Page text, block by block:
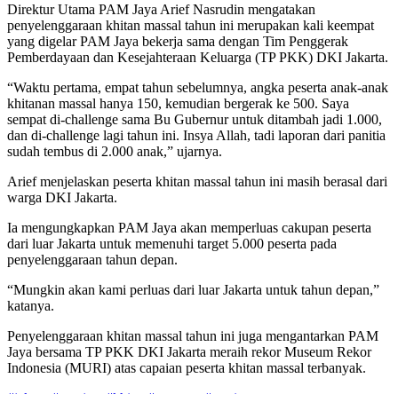
Direktur Utama PAM Jaya Arief Nasrudin mengatakan
penyelenggaraan khitan massal tahun ini merupakan kali keempat
yang digelar PAM Jaya bekerja sama dengan Tim Penggerak
Pemberdayaan dan Kesejahteraan Keluarga (TP PKK) DKI Jakarta.
“Waktu pertama, empat tahun sebelumnya, angka peserta anak-anak
khitanan massal hanya 150, kemudian bergerak ke 500. Saya
sempat di-challenge sama Bu Gubernur untuk ditambah jadi 1.000,
dan di-challenge lagi tahun ini. Insya Allah, tadi laporan dari panitia
sudah tembus di 2.000 anak,” ujarnya.
Arief menjelaskan peserta khitan massal tahun ini masih berasal dari
warga DKI Jakarta.
Ia mengungkapkan PAM Jaya akan memperluas cakupan peserta
dari luar Jakarta untuk memenuhi target 5.000 peserta pada
penyelenggaraan tahun depan.
“Mungkin akan kami perluas dari luar Jakarta untuk tahun depan,”
katanya.
Penyelenggaraan khitan massal tahun ini juga mengantarkan PAM
Jaya bersama TP PKK DKI Jakarta meraih rekor Museum Rekor
Indonesia (MURI) atas capaian peserta khitan massal terbanyak.